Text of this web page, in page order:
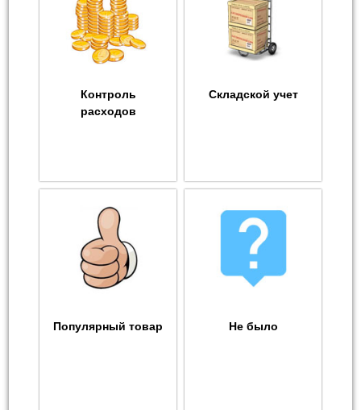
Контроль
расходов
Складской учет
Популярный товар Не было